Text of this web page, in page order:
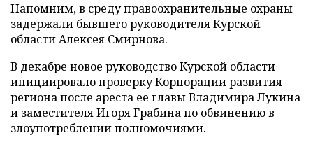
Напомним, в среду правоохранительные охраны
задержали бывшего руководителя Курской
области Алексея Смирнова.
В декабре новое руководство Курской области
инициировалопроверку Корпорации развития
региона после ареста ее главы Владимира Лукина
и заместителя Игоря Грабина по обвинению в
злоупотреблении полномочиями.